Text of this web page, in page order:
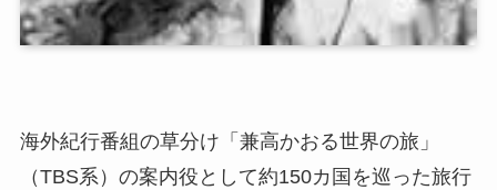
海外紀行番組の草分け「兼高かおる世界の旅」
（TBS系）の案内役として約150カ国を巡った旅行